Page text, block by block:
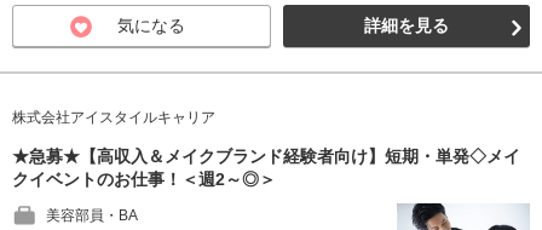
気になる 詳細を見る
株式会社アイスタイルキャリア
★急募★【高収入＆メイクブランド経験者向け】短期・単発◇メイ
クイベントのお仕事！＜週2～◎＞
美容部員・BA